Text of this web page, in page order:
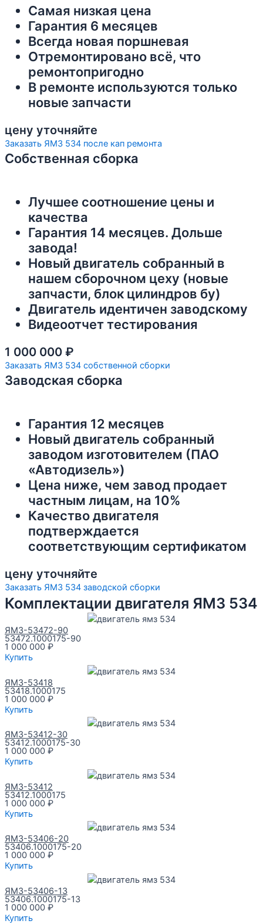
Самая низкая цена
Гарантия 6 месяцев
Всегда новая поршневая
Отремонтировано всё, что
ремонтопригодно
В ремонте используются только
новые запчасти
цену уточняйте
Заказать ЯМЗ 534 после кап ремонта
Собственная сборка
Лучшее соотношение цены и
качества
Гарантия 14 месяцев. Дольше
завода!
Новый двигатель собранный в
нашем сборочном цеху (новые
запчасти, блок цилиндров бу)
Двигатель идентичен заводскому
Видеоотчет тестирования
1 000 000 ₽
Заказать ЯМЗ 534 собственной сборки
Заводская сборка
Гарантия 12 месяцев
Новый двигатель собранный
заводом изготовителем (ПАО
«Автодизель»)
Цена ниже, чем завод продает
частным лицам, на 10%
Качество двигателя
подтверждается
соответствующим сертификатом
цену уточняйте
Заказать ЯМЗ 534 заводской сборки
Комплектации двигателя ЯМЗ 534
ЯМЗ-53472-90
53472.1000175-90
1 000 000 ₽
Купить
ЯМЗ-53418
53418.1000175
1 000 000 ₽
Купить
ЯМЗ-53412-30
53412.1000175-30
1 000 000 ₽
Купить
ЯМЗ-53412
53412.1000175
1 000 000 ₽
Купить
ЯМЗ-53406-20
53406.1000175-20
1 000 000 ₽
Купить
ЯМЗ-53406-13
53406.1000175-13
1 000 000 ₽
Купить